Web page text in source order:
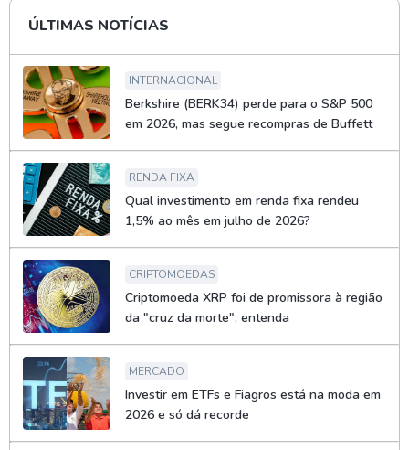
ÚLTIMAS NOTÍCIAS
INTERNACIONAL
Berkshire (BERK34) perde para o S&P 500
em 2026, mas segue recompras de Buffett
RENDA FIXA
Qual investimento em renda fixa rendeu
1,5% ao mês em julho de 2026?
CRIPTOMOEDAS
Criptomoeda XRP foi de promissora à região
da "cruz da morte"; entenda
MERCADO
Investir em ETFs e Fiagros está na moda em
2026 e só dá recorde